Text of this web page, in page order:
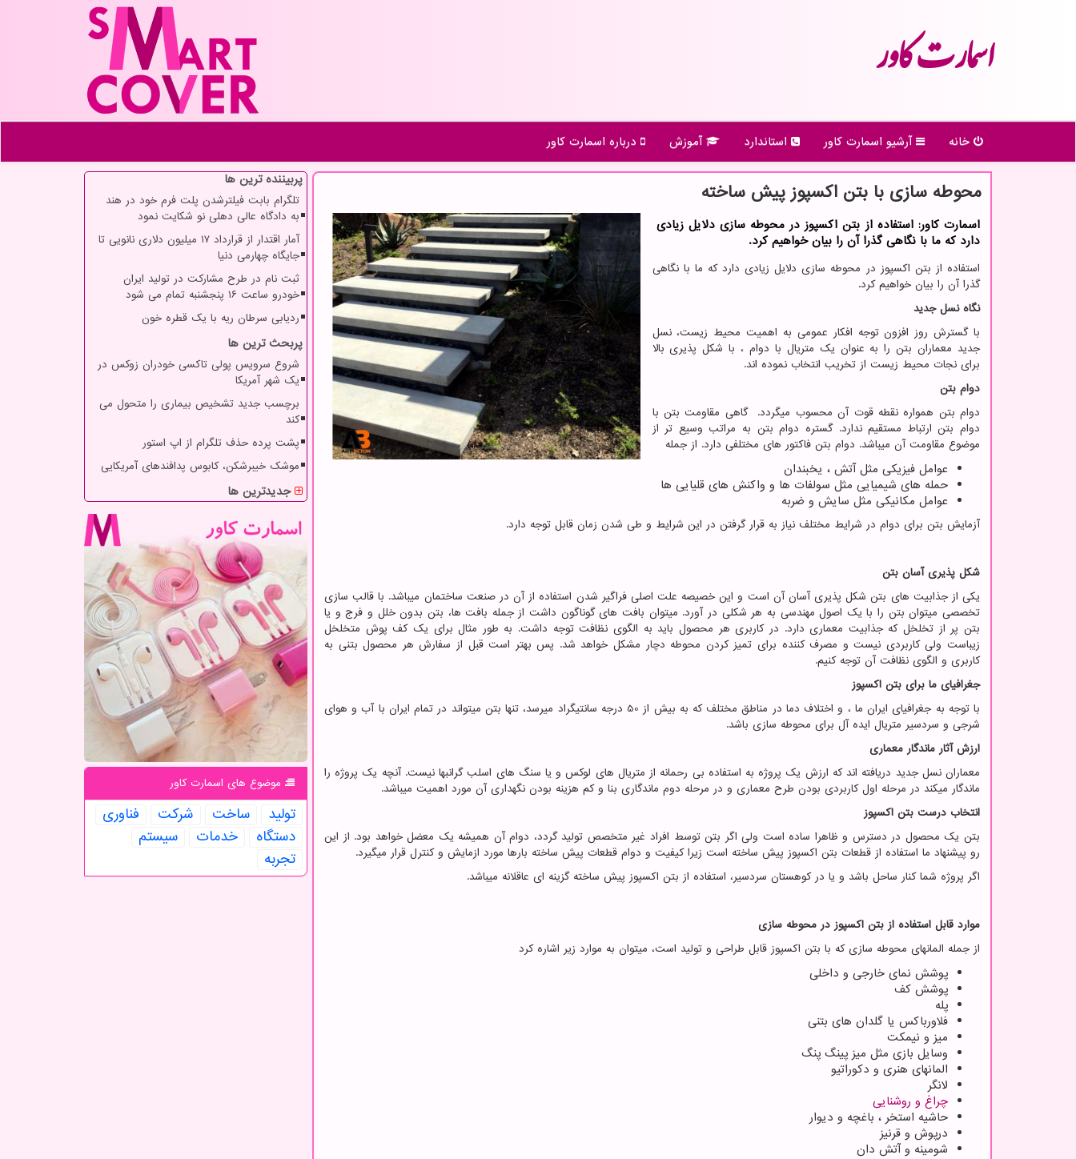
اسمارت كاور
خانه آرشیو اسمارت كاور استاندارد آموزش درباره اسمارت كاور
محوطه سازی با بتن اکسپوز پیش ساخته
اسمارت کاور: استفاده از بتن اکسپوز در محوطه سازی دلایل زیادی
دارد که ما با نگاهی گذرا آن را بیان خواهیم کرد.
استفاده از بتن اکسپوز در محوطه سازی دلایل زیادی دارد که ما با نگاهی
گذرا آن را بیان خواهیم کرد.
نگاه نسل جدید
با گسترش روز افزون توجه افکار عمومی به اهمیت محیط زیست، نسل
جدید معماران بتن را به عنوان یک متریال با دوام ، با شکل پذیری بالا
برای نجات محیط زیست از تخریب انتخاب نموده اند.
دوام بتن
دوام بتن همواره نقطه قوت آن محسوب میگردد. گاهی مقاومت بتن با
دوام بتن ارتباط مستقیم ندارد. گستره دوام بتن به مراتب وسیع تر از
موضوع مقاومت آن میباشد. دوام بتن فاکتور های مختلفی دارد. از جمله
عوامل فیزیکی مثل آتش ، یخبندان
حمله های شیمیایی مثل سولفات ها و واکنش های قلیایی ها
عوامل مکانیکی مثل سایش و ضربه
آزمایش بتن برای دوام در شرایط مختلف نیاز به قرار گرفتن در این شرایط و طی شدن زمان قابل توجه دارد.
شکل پذیری آسان بتن
یکی از جذابیت های بتن شکل پذیری آسان آن است و این خصیصه علت اصلی فراگیر شدن استفاده از آن در صنعت ساختمان میباشد. با قالب سازی
تخصصی میتوان بتن را با یک اصول مهندسی به هر شکلی در آورد. میتوان بافت های گوناگون داشت از جمله بافت ها، بتن بدون خلل و فرج و یا
بتن پر از تخلخل که جذابیت معماری دارد. در کاربری هر محصول باید به الگوی نظافت توجه داشت. به طور مثال برای یک کف پوش متخلخل
زیباست ولی کاربردی نیست و مصرف کننده برای تمیز کردن محوطه دچار مشکل خواهد شد. پس بهتر است قبل از سفارش هر محصول بتنی به
کاربری و الگوی نظافت آن توجه کنیم.
جغرافیای ما برای بتن اکسپوز
با توجه به جغرافیای ایران ما ، و اختلاف دما در مناطق مختلف که به بیش از 50 درجه سانتیگراد میرسد، تنها بتن میتواند در تمام ایران با آب و هوای
شرجی و سردسیر متریال ایده آل برای محوطه سازی باشد.
ارزش آثار ماندگار معماری
معماران نسل جدید دریافته اند که ارزش یک پروژه به استفاده بی رحمانه از متریال های لوکس و یا سنگ های اسلب گرانبها نیست. آنچه یک پروژه را
ماندگار میکند در مرحله اول کاربردی بودن طرح معماری و در مرحله دوم ماندگاری بنا و کم هزینه بودن نگهداری آن مورد اهمیت میباشد.
انتخاب درست بتن اکسپوز
بتن یک محصول در دسترس و ظاهرا ساده است ولی اگر بتن توسط افراد غیر متخصص تولید گردد، دوام آن همیشه یک معضل خواهد بود. از این
رو پیشنهاد ما استفاده از قطعات بتن اکسپوز پیش ساخته است زیرا کیفیت و دوام قطعات پیش ساخته بارها مورد ازمایش و کنترل قرار میگیرد.
اگر پروژه شما کنار ساحل باشد و یا در کوهستان سردسیر، استفاده از بتن اکسپوز پیش ساخته گزینه ای عاقلانه میباشد.
موارد قابل استفاده از بتن اکسپوز در محوطه سازی
از جمله المانهای محوطه سازی که با بتن اکسپوز قابل طراحی و تولید است، میتوان به موارد زیر اشاره کرد
پوشش نمای خارجی و داخلی
پوشش کف
پله
فلاورباکس یا گلدان های بتنی
میز و نیمکت
وسایل بازی مثل میز پینگ پنگ
المانهای هنری و دکوراتیو
لانگر
چراغ و روشنایی
حاشیه استخر ، باغچه و دیوار
درپوش و قرنیز
شومینه و آتش دان
پربیننده ترین ها
تلگرام بابت فیلترشدن پلت فرم خود در هند
به دادگاه عالی دهلی نو شکایت نمود
آمار اقتدار از قرارداد ۱۷ میلیون دلاری نانویی تا
جایگاه چهارمی دنیا
ثبت نام در طرح مشارکت در تولید ایران
خودرو ساعت ۱۶ پنجشنبه تمام می شود
ردیابی سرطان ریه با یک قطره خون
پربحث ترین ها
شروع سرویس پولی تاکسی خودران زوکس در
یک شهر آمریکا
برچسب جدید تشخیص بیماری را متحول می
کند
پشت پرده حذف تلگرام از اپ استور
موشک خیبرشکن، کابوس پدافندهای آمریکایی
جدیدترین ها
موضوع های اسمارت كاور
تولید ساخت شركت
فناوری
دستگاه
خدمات
سیستم
تجربه